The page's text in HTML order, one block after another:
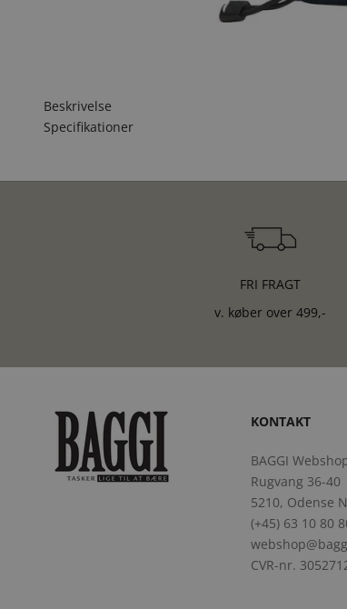
Beskrivelse
Specifikationer
FRI FRAGT
v. køber over 499,-
KONTAKT
BAGGI
Rugvang 36-40
5210, Odense
(+45) 63 10 80
CVR-nr.